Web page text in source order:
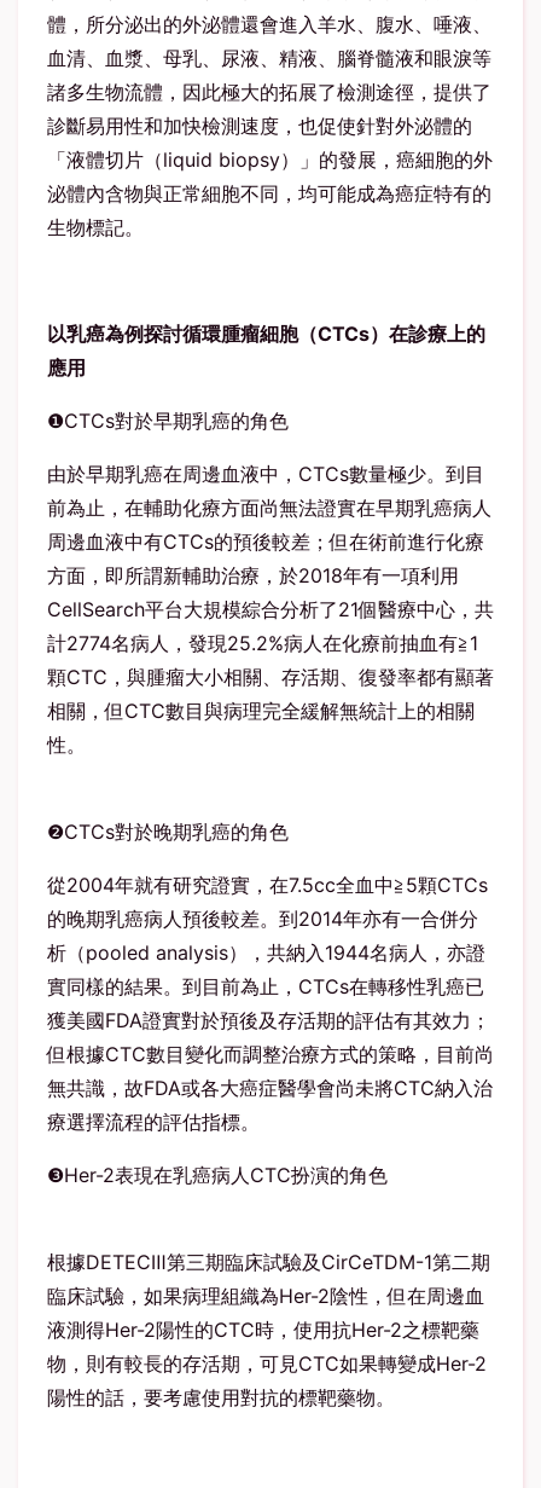
體，所分泌出的外泌體還會進入羊水、腹水、唾液、
血清、血漿、母乳、尿液、精液、腦脊髓液和眼淚等
諸多生物流體，因此極大的拓展了檢測途徑，提供了
診斷易用性和加快檢測速度，也促使針對外泌體的
「液體切片（liquid biopsy）」的發展，癌細胞的外
泌體內含物與正常細胞不同，均可能成為癌症特有的
生物標記。
以乳癌為例探討循環腫瘤細胞（CTCs）在診療上的
應用
❶CTCs對於早期乳癌的角色
由於早期乳癌在周邊血液中，CTCs數量極少。到目
前為止，在輔助化療方面尚無法證實在早期乳癌病人
周邊血液中有CTCs的預後較差；但在術前進行化療
方面，即所謂新輔助治療，於2018年有一項利用
CellSearch平台大規模綜合分析了21個醫療中心，共
計2774名病人，發現25.2%病人在化療前抽血有≧1
顆CTC，與腫瘤大小相關、存活期、復發率都有顯著
相關，但CTC數目與病理完全緩解無統計上的相關
性。
❷CTCs對於晚期乳癌的角色
從2004年就有研究證實，在7.5cc全血中≧5顆CTCs
的晚期乳癌病人預後較差。到2014年亦有一合併分
析（pooled analysis），共納入1944名病人，亦證
實同樣的結果。到目前為止，CTCs在轉移性乳癌已
獲美國FDA證實對於預後及存活期的評估有其效力；
但根據CTC數目變化而調整治療方式的策略，目前尚
無共識，故FDA或各大癌症醫學會尚未將CTC納入治
療選擇流程的評估指標。
❸Her-2表現在乳癌病人CTC扮演的角色
根據DETECⅢ第三期臨床試驗及CirCeTDM-1第二期
臨床試驗，如果病理組織為Her-2陰性，但在周邊血
液測得Her-2陽性的CTC時，使用抗Her-2之標靶藥
物，則有較長的存活期，可見CTC如果轉變成Her-2
陽性的話，要考慮使用對抗的標靶藥物。